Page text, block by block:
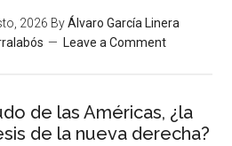
2026 ByÁlvaro García Linera
Leave a Comment
de las Américas, ¿la
de la nueva derecha?